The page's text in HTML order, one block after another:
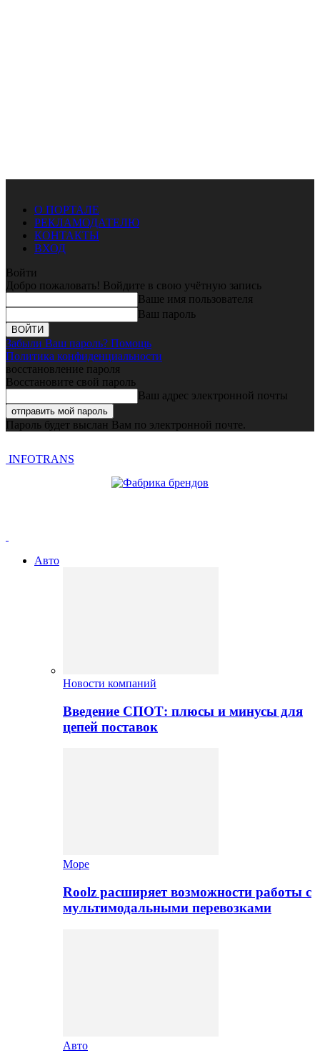
О ПОРТАЛЕ
РЕКЛАМОДАТЕЛЮ
КОНТАКТЫ
ВХОД
Войти
Добро пожаловать! Войдите в свою учётную запись
Ваше имя пользователя
Ваш пароль
Забыли Ваш пароль? Помощь
Политика конфиденциальности
восстановление пароля
Восстановите свой пароль
Ваш адрес электронной почты
Пароль будет выслан Вам по электронной почте.
INFOTRANS
Авто
Новости компаний
Введение СПОТ: плюсы и минусы для
цепей поставок
Море
Roolz расширяет возможности работы с
мультимодальными перевозками
Авто